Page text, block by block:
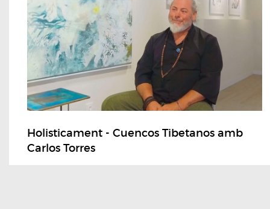
Holisticament - Cuencos Tibetanos amb
Carlos Torres